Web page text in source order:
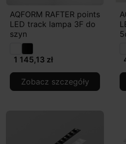
AQFORM RAFTER points
LED track lampa 3F do
szyn
1 145,13 zł
Zobacz szczegóły